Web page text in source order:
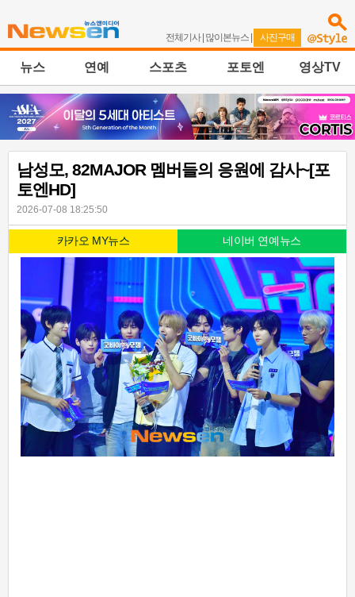
전체기사| 많이본뉴스 | 사진구매
뉴스 연예 스포츠 포토엔 영상TV
남성모, 82MAJOR 멤버들의 응원에 감사~[포
토엔HD]
2026-07-08 18:25:50
카카오 MY뉴스 네이버 연예뉴스